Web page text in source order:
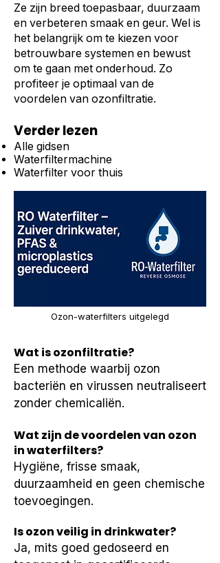
Ze zijn breed toepasbaar, duurzaam
en verbeteren smaak en geur. Wel is
het belangrijk om te kiezen voor
betrouwbare systemen en bewust
om te gaan met onderhoud. Zo
profiteer je optimaal van de
voordelen van ozonfiltratie.
Verder lezen
Alle gidsen
Waterfiltermachine
Waterfilter voor thuis
Ozon-waterfilters uitgelegd
Wat is ozonfiltratie?
Een methode waarbij ozon
bacteriën en virussen neutraliseert
zonder chemicaliën.
Wat zijn de voordelen van ozon
in waterfilters?
Hygiëne, frisse smaak,
duurzaamheid en geen chemische
toevoegingen.
Is ozon veilig in drinkwater?
Ja, mits goed gedoseerd en